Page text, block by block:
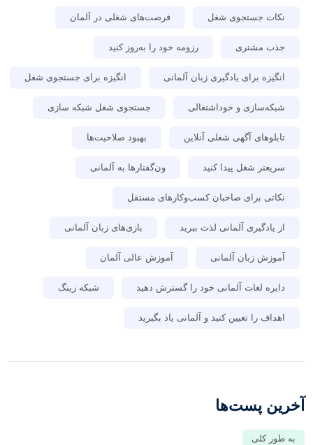
نکات جستجوی شغل فرصت‌های شغلی در آلمان
جذب مشتری رزومه خود را به‌روز کنید
انگیزه برای یادگیری زبان آلمانی انگیزه برای جستجوی شغل
شبکه‌سازی و خوداشتغالی جستجوی شغل شبکه سازی
تابلوهای آگهی شغلی آنلاین بهبود صلاحیت‌ها
سریعتر شغل پیدا کنید ون‌گفتارها به آلمانی
نکاتی برای صاحبان کسب‌وکارهای مستقل
از یادگیری آلمانی لذت ببرید بازی‌های زبان آلمانی
آموزش زبان آلمانی آموزش عالی آلمان
دایره لغات آلمانی خود را گسترش دهید شبکه زینگ
اهداف را تعیین کنید و آلمانی یاد بگیرید
آخرین پست‌ها
به طور کلی